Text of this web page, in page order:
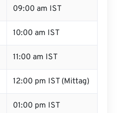
09:00 am IST
10:00 am IST
11:00 am IST
12:00 pm IST (Mittag)
01:00 pm IST